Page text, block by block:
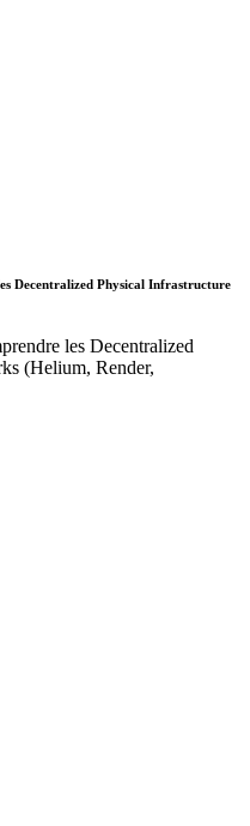
Decentralized Physical Infrastructure
les Decentralized
(Helium, Render,